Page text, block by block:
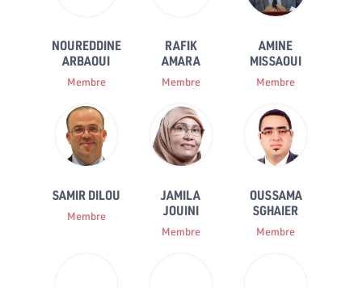
NOUREDDINE
ARBAOUI
Membre
RAFIK
AMARA
Membre
AMINE
MISSAOUI
Membre
SAMIR DILOU
Membre
JAMILA
JOUINI
Membre
OUSSAMA
SGHAIER
Membre